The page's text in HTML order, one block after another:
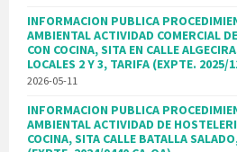
INFORMACION PUBLICA
AMBIENTAL ACTIVIDAD COMERCIAL
CON COCINA, SITA EN CALLE
LOCALES 2 Y 3, TARIFA (EXPTE. 2025/
2026-05-11
INFORMACION PUBLICA
AMBIENTAL ACTIVIDAD DE
COCINA, SITA CALLE BATALLA